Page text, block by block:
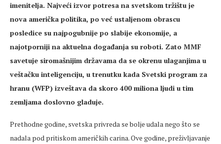
imenitelja. Najveći izvor potresa na svetskom tržištu je
nova američka politika, po već ustaljenom obrascu
posledice su najpogubnije po slabije ekonomije, a
najotporniji na aktuelna događanja su roboti. Zato MMF
savetuje siromašnijim državama da se okrenu ulaganjima u
veštačku inteligenciju, u trenutku kada Svetski program za
hranu (WFP) izveštava da skoro 400 miliona ljudi u tim
zemljama doslovno gladuje.
Prethodne godine, svetska privreda se bolje udala nego što se
nadala pod pritiskom američkih carina. Ove godine, preživljavanje